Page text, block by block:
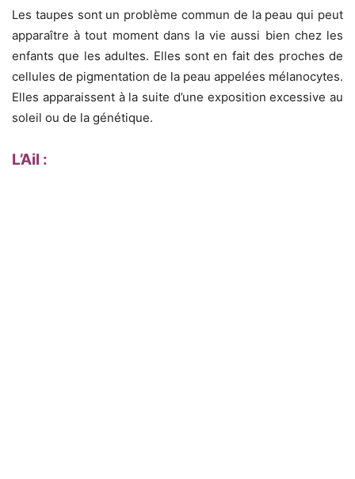
Les taupes sont un problème commun de la peau qui peut
apparaître à tout moment dans la vie aussi bien chez les
enfants que les adultes. Elles sont en fait des proches de
cellules de pigmentation de la peau appelées mélanocytes.
Elles apparaissent à la suite d’une exposition excessive au
soleil ou de la génétique.
L’Ail :